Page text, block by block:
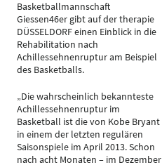
Basketballmannschaft
Giessen46er gibt auf der therapie
DÜSSELDORF einen Einblick in die
Rehabilitation nach
Achillessehnenruptur am Beispiel
des Basketballs.
„Die wahrscheinlich bekannteste
Achillessehnenruptur im
Basketball ist die von Kobe Bryant
in einem der letzten regulären
Saisonspiele im April 2013. Schon
nach acht Monaten – im Dezember